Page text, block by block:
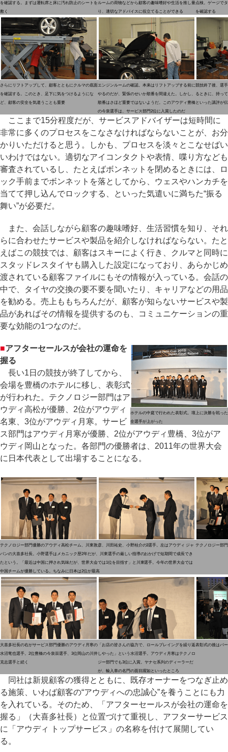
を確認する。まずは運転席と床に汚れ防止のシートを
敷く
ルームの荷物などから顧客の趣味嗜好や生活を推し量
り、適切なアドバイスに役立てることができる
点検。ゲージで
を確認する
さらにリフトアップして、顧客とともにクルマの底面
を確認する。このとき、足下に気をつけるようにな
ど、顧客の安全を気遣うことも重要
エンジンルームの確認。本来はリフトアップする前に
やるのだが、緊張のせいか順番を間違えた。しかし、
順番はさほど重要ではないようだ。このアウディ豊橋
の今泉選手は、サービス部門2位に入賞したのだ
競技終了後、選
るときに、持っ
といった講評が
ここまで15分程度だが、サービスアドバイザーは短時間に
非常に多くのプロセスをこなさなければならないことが、お分
かりいただけると思う。しかも、プロセスを淡々とこなせばい
いわけではない。適切なアイコンタクトや表情、喋り方なども
審査されているし、たとえばボンネットを閉めるときには、ロ
ック手前までボンネットを落としてから、ウェスやハンカチを
当てて押し込んでロックする、といった気遣いに満ちた“振る
舞い”が必要だ。
また、会話しながら顧客の趣味嗜好、生活習慣を知り、それ
らに合わせたサービスや製品を紹介しなければならない。たと
えばこの競技では、顧客はスキーによく行き、クルマと同時に
スタッドレスタイヤも購入した設定になっており、あらかじめ
渡されている顧客ファイルにもその情報が入っている。会話の
中で、タイヤの交換の要不要を聞いたり、キャリアなどの用品
を勧める。売上ももちろんだが、顧客が知らないサービスや製
品があればその情報を提供するのも、コミュニケーションの重
要な効能の1つなのだ。
ホテルの中庭で行われた表彰式。壇上に決勝を戦った
全選手が上がった
■アフターセールスが会社の運命を
握る
長い1日の競技が終了してから、
会場を豊橋のホテルに移し、表彰式
が行われた。テクノロジー部門はア
ウディ高松が優勝、2位がアウディ
名東、3位がアウディ月寒。サービ
ス部門はアウディ月寒が優勝、2位がアウディ豊橋、3位がア
ウディ岡山となった。各部門の優勝者は、2011年の世界大会
に日本代表として出場することになる。
テクノロジー部門優勝のアウディ高松チーム、川東敦彦、川田祐史、小野桂介の3選手。左はアウディ ジャ
パンの大喜多社長。小野選手はメカニック歴2年だが、川東選手の厳しい指導のおかげで短期間で成長でき
たという。「最近は中国に押され気味だが、世界大会では1位を目指す」と川東選手。今年の世界大会では
中国チームが優勝している。ちなみに日本は2位が最高
テクノロジー部
大喜多社長の右がサービス部門優勝のアウディ月寒の
水沼竜也選手。2位豊橋の今泉崇選手、3位岡山の川井
克志選手と続く
「お店の皆さんの協力で、ロールプレイングを繰り返
しやった」という水沼選手。アウディ月寒はテクノロ
ジー部門でも3位に入賞。ヤナセ系列のディーラーだ
が、輸入車の名門の面目躍如といったところ
表彰式の後はパ
同社は新規顧客の獲得とともに、既存オーナーをつなぎ止め
る施策、いわば顧客の“アウディへの忠誠心”を養うことにも力
を入れている。そのため、「アフターセールスが会社の運命を
握る」（大喜多社長）と位置づけて重視し、アフターサービス
に「アウディ トップサービス」の名称を付けて展開してい
る。